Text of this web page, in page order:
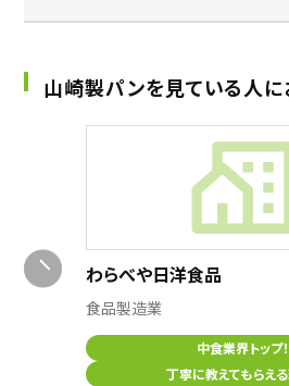
山崎製パンを見ている人
ン わらべや日洋食品
食品製造業
中食業界トップ！
丁寧に教えてもらえる